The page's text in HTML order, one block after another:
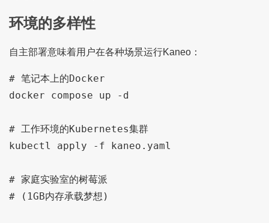
环境的多样性
自主部署意味着用户在各种场景运行Kaneo：
# 笔记本上的Docker
docker compose up -d
# 工作环境的Kubernetes集群
kubectl apply -f kaneo.yaml
# 家庭实验室的树莓派
# (1GB内存承载梦想)